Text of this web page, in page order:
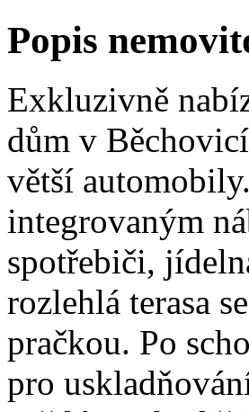
Popis
Exkluzivně
dům v
větší
integrovaným
spotřebiči,
rozlehlá terasa
pračkou. Po
pro